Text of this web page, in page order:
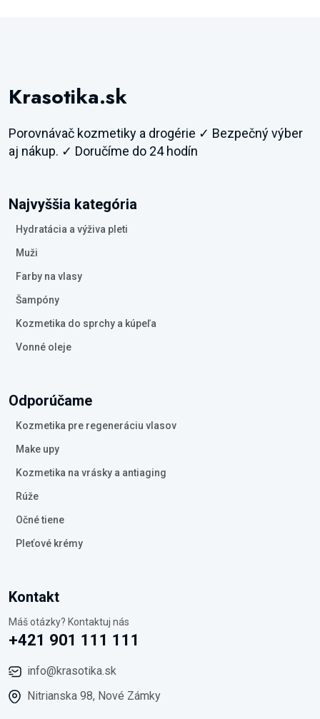
Krasotika.sk
Porovnávač kozmetiky a drogérie ✓ Bezpečný výber
aj nákup. ✓ Doručíme do 24 hodín
Najvyššia kategória
Hydratácia a výživa pleti
Muži
Farby na vlasy
Šampóny
Kozmetika do sprchy a kúpeľa
Vonné oleje
Odporúčame
Kozmetika pre regeneráciu vlasov
Make upy
Kozmetika na vrásky a antiaging
Rúže
Očné tiene
Pleťové krémy
Kontakt
Máš otázky? Kontaktuj nás
+421 901 111 111
info@krasotika.sk
Nitrianska 98, Nové Zámky